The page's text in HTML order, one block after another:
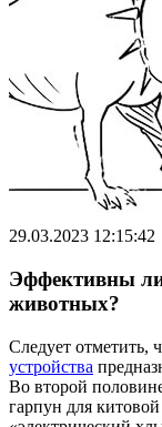
29.03.2023 12:15:42
Эффективны
животных?
Следует отметить,
устройства
Во второй
гарпун для